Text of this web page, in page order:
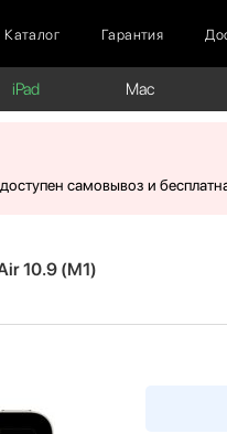
Каталог Гарантия
iPad Mac
самовывоз и
10.9 (M1)